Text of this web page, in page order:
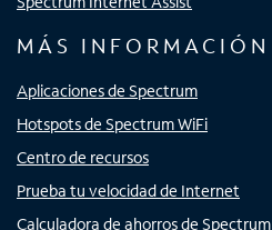
MÁS INFORMACIÓN
Aplicaciones de Spectrum
Hotspots de Spectrum WiFi
Centro de recursos
Prueba tu velocidad de Internet
Calculadora de ahorros de Spectrum